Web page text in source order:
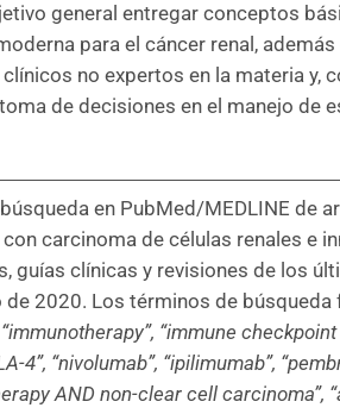
general entregar conceptos
para el cáncer renal,
no expertos en la materia y,
de decisiones en el manejo de
en PubMed/MEDLINE de
carcinoma de células renales e
guías clínicas y revisiones de los
2020. Los términos de búsqueda
“immune checkpoint
-4”, “nivolumab”, “ipilimumab”,
AND non-clear cell carcinoma”,